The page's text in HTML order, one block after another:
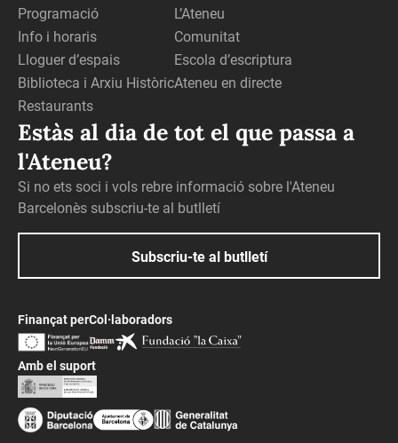
Programació
Info i horaris
Lloguer d’espais
Biblioteca i Arxiu Històric
Restaurants
L’Ateneu
Comunitat
Escola d’escriptura
Ateneu en directe
Estàs al dia de tot el que passa a
l'Ateneu?
Si no ets soci i vols rebre informació sobre l'Ateneu
Barcelonès subscriu-te al butlletí
Subscriu-te al butlletí
Finançat perCol·laboradors
Amb el suport